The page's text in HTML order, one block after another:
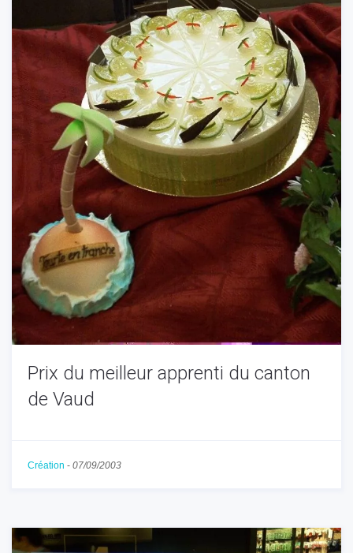
Prix du meilleur apprenti du canton
de Vaud
Création - 07/09/2003